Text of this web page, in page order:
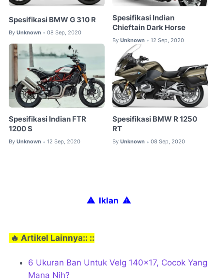
Spesifikasi BMW G 310 R
By Unknown • 08 Sep, 2020
Spesifikasi Indian
Chieftain Dark Horse
By Unknown • 12 Sep, 2020
Spesifikasi Indian FTR
1200 S
By Unknown • 12 Sep, 2020
Spesifikasi BMW R 1250
RT
By Unknown • 08 Sep, 2020
⚠ Iklan ⚠
🔥 Artikel Lainnya:: ::
6 Ukuran Ban Untuk Velg 140x17, Cocok Yang
Mana Nih?